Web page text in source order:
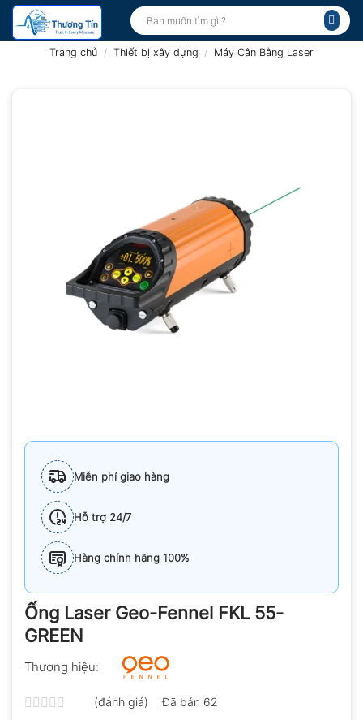
Bỏ
qua
Tìm
kiếm:
Trang chủ / Thiết bị xây dựng / Máy Cân Bằng Laser
Miễn phí giao hàng
Hỗ trợ 24/7
Hàng chính hãng 100%
Ống Laser Geo-Fennel FKL 55-
GREEN
Thương hiệu:
(đánh giá) Đã bán 62